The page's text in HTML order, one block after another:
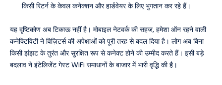
किसी रिटर्न के केवल कनेक्शन और हार्डवेयर के लिए भुगतान कर रहे हैं।
यह दृष्टिकोण अब टिकाऊ नहीं है। मोबाइल नेटवर्क की सहज, हमेशा ऑन रहने वाली
कनेक्टिविटी ने विज़िटर्स की अपेक्षाओं को पूरी तरह से बदल दिया है। लोग अब बिना
किसी झंझट के तुरंत और सुरक्षित रूप से कनेक्ट होने की उम्मीद करते हैं। इसी बड़े
बदलाव ने इंटेलिजेंट गेस्ट WiFi समाधानों के बाजार में भारी वृद्धि की है।